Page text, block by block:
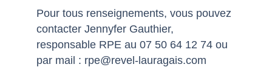
Pour tous renseignements, vous pouvez
contacter Jennyfer Gauthier,
responsable RPE au 07 50 64 12 74 ou
par mail : rpe@revel-lauragais.com